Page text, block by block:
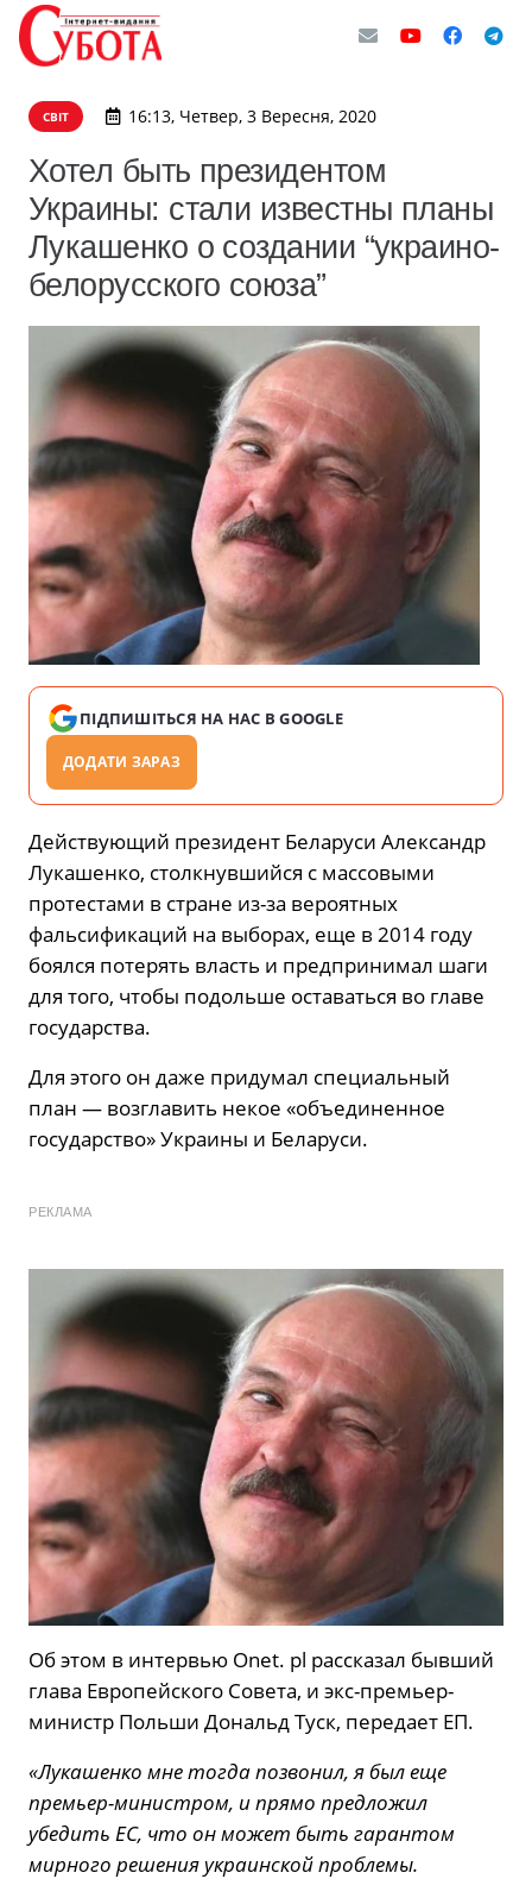
СВІТ 16:13, Четвер, 3 Вересня, 2020
Хотел быть президентом
Украины: стали известны планы
Лукашенко о создании “украино-
белорусского союза”
ПІДПИШІТЬСЯ НА НАС В GOOGLE
ДОДАТИ ЗАРАЗ
Действующий президент Беларуси Александр
Лукашенко, столкнувшийся с массовыми
протестами в стране из-за вероятных
фальсификаций на выборах, еще в 2014 году
боялся потерять власть и предпринимал шаги
для того, чтобы подольше оставаться во главе
государства.
Для этого он даже придумал специальный
план — возглавить некое «объединенное
государство» Украины и Беларуси.
РЕКЛАМА
Об этом в интервью Onet. pl рассказал бывший
глава Европейского Совета, и экс-премьер-
министр Польши Дональд Туск, передает ЕП.
«Лукашенко мне тогда позвонил, я был еще
премьер-министром, и прямо предложил
убедить ЕС, что он может быть гарантом
мирного решения украинской проблемы.